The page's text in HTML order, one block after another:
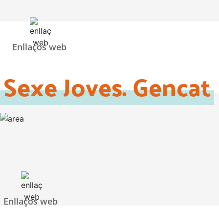
Enllaços web
Sexe Joves. Gencat
Enllaços web